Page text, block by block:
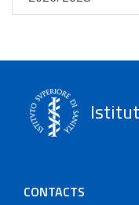
CONTACTS